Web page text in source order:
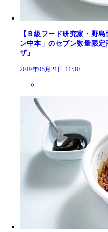
【Ｂ級フード研究家・野
ン中本」のセブン数量限
ザ」
2019年05月24日 11:30